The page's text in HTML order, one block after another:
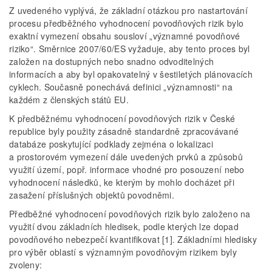
Z uvedeného vyplývá, že základní otázkou pro nastartování
procesu předběžného vyhodnocení povodňových rizik bylo
exaktní vymezení obsahu sousloví „významné povodňové
riziko“. Směrnice 2007/60/ES vyžaduje, aby tento proces byl
založen na dostupných nebo snadno odvoditelných
informacích a aby byl opakovatelný v šestiletých plánovacích
cyklech. Současně ponechává definici „významnosti“ na
každém z členských států EU.
K předběžnému vyhodnocení povodňových rizik v České
republice byly použity zásadně standardně zpracovávané
databáze poskytující podklady zejména o lokalizaci
a prostorovém vymezení dále uvedených prvků a způsobů
využití území, popř. informace vhodné pro posouzení nebo
vyhodnocení následků, ke kterým by mohlo docházet při
zasažení příslušných objektů povodněmi.
Předběžné vyhodnocení povodňových rizik bylo založeno na
využití dvou základních hledisek, podle kterých lze dopad
povodňového nebezpečí kvantifikovat [1]. Základními hledisky
pro výběr oblastí s významným povodňovým rizikem byly
zvoleny: